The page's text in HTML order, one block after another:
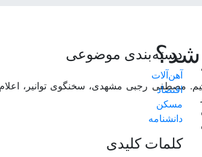
شد؟
مصطفی رجبی مشهدی، سخنگوی توانیر،
دسته‌بندی موضوعی
آهن‌آلات
اقتصاد
مسکن
دانشنامه
کلمات کلیدی